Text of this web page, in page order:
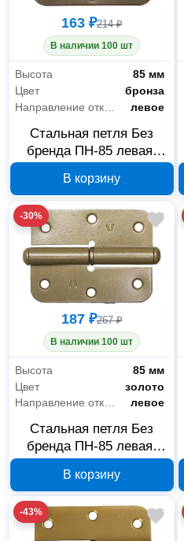
163 ₽214 ₽
В наличии 100 шт
Высота
85 мм
Цвет
бронза
левое
Стальная петля Без
бренда ПН-85 левая,
В корзину
-30%
187 ₽267 ₽
В наличии 100 шт
Высота
85 мм
Цвет
золото
Направление открывания
левое
Стальная петля Без
бренда ПН-85 левая,
В корзину
-43%